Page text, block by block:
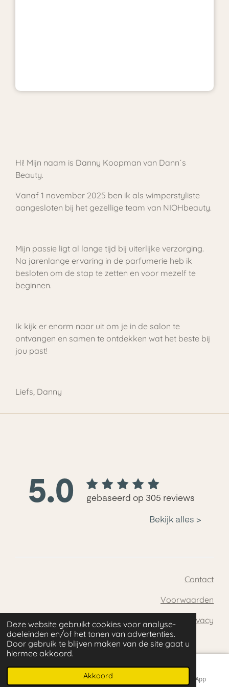
Deze website gebruikt cookies voor analyse-
doeleinden en/of het tonen van advertenties.
Door gebruik te blijven maken van de site gaat u
hiermee akkoord.
Akkoord
Hi! Mijn naam is Danny Koopman van Dann´s
Beauty.
Vanaf 1 november 2025 ben ik als wimperstyliste
aangesloten bij het gezellige team van NIOHbeauty.
Mijn passie ligt al lange tijd bij uiterlijke verzorging.
Na jarenlange ervaring in de parfumerie heb ik
besloten om de stap te zetten en voor mezelf te
beginnen.
Ik kijk er enorm naar uit om je in de salon te
ontvangen en samen te ontdekken wat het beste bij
jou past!
Liefs, Danny
Contact
Voorwaarden
Privacy
© 2019 - 2026 NIOHbeauty
Telefoonnummer WhatsApp